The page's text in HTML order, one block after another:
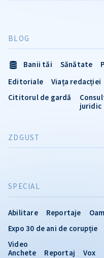
SPECIAL
Abilitare Reportaje
Expo 30 de ani de corupție
Video
Anchete
Reportaj Vox
BLOG
Banii tăi Sănătate
Editoriale
Viața redacției
Cititorul de gardă
juridic
ZDGUST